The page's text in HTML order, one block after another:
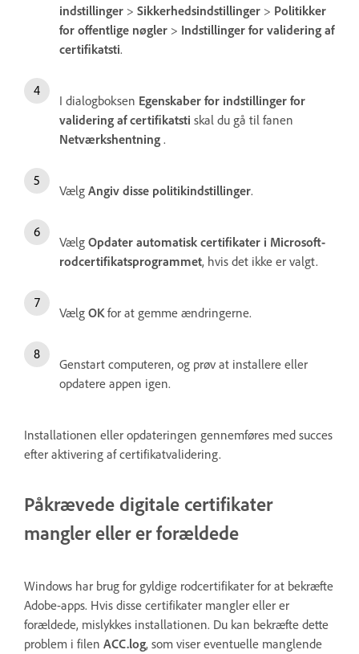
indstillinger > Sikkerhedsindstillinger > Politikker
for offentlige nøgler > Indstillinger for validering af
certifikatsti.
I dialogboksen Egenskaber for indstillinger for
validering af certifikatsti skal du gå til fanen
Netværkshentning .
Vælg Angiv disse politikindstillinger.
Vælg Opdater automatisk certifikater i Microsoft-
rodcertifikatsprogrammet, hvis det ikke er valgt.
Vælg OKfor at gemme ændringerne.
Genstart computeren, og prøv at installere eller
opdatere appen igen.
Installationen eller opdateringen gennemføres med succes
efter aktivering af certifikatvalidering.
Påkrævede digitale certifikater
mangler eller er forældede
Windows har brug for gyldige rodcertifikater for at bekræfte
Adobe-apps. Hvis disse certifikater mangler eller er
forældede, mislykkes installationen. Du kan bekræfte dette
problem i filen ACC.log, som viser eventuelle manglende